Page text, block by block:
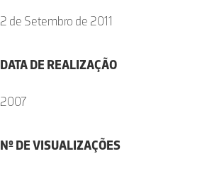
2 de Setembro de 2011
DATA DE REALIZAÇÃO
2007
Nº DE VISUALIZAÇÕES